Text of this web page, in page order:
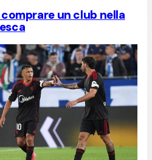
un club nella